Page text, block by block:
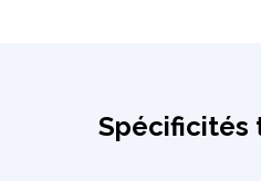
Spécificités